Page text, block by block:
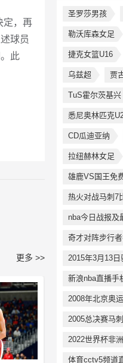
定，再
球员
此
更多 >>
圣罗莎男孩
勒沃库森女足
捷克女篮U16
乌兹超 贾
TuS霍尔茨基兴
悉尼奥林匹克
CD瓜迪亚纳
拉纽赫林女足
雄鹿VS国王免
热火对战马刺7
nba今日战报及
奇才对阵步行
2015年3月13
新浪nba直播手
2008年北京奥
2005总决赛马
2022世界杯非
体育cctv5频道